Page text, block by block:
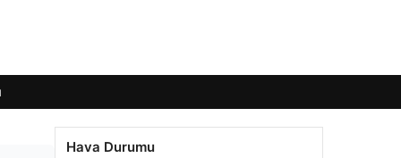
Hava Durumu